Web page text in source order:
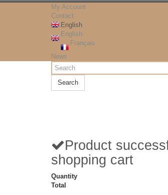
My Account
Contact
English
English
Français
News
Search
Product
shopping cart
Quantity
Total